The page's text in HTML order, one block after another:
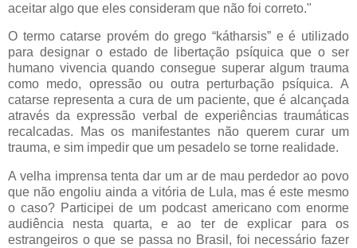
aceitar algo que eles consideram que não foi correto."
O termo catarse provém do grego “kátharsis” e é utilizado
para designar o estado de libertação psíquica que o ser
humano vivencia quando consegue superar algum trauma
como medo, opressão ou outra perturbação psíquica. A
catarse representa a cura de um paciente, que é alcançada
através da expressão verbal de experiências traumáticas
recalcadas. Mas os manifestantes não querem curar um
trauma, e sim impedir que um pesadelo se torne realidade.
A velha imprensa tenta dar um ar de mau perdedor ao povo
que não engoliu ainda a vitória de Lula, mas é este mesmo
o caso? Participei de um podcast americano com enorme
audiência nesta quarta, e ao ter de explicar para os
estrangeiros o que se passa no Brasil, foi necessário fazer